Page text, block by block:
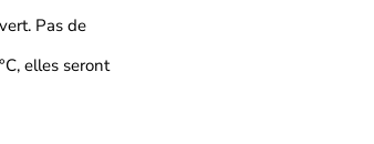
Pas de
elles seront